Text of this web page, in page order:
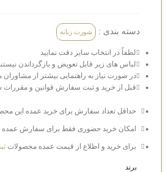
دسته بندی : شورت زنانه
لطفاً در انتخاب سایز دقت نمایید
لباس‌ های زیر قابل تعویض و بازگرداندن
در صورت نیاز به راهنمایی بیشتر از مشاوران
قبل از خرید و ثبت سفارش قوانین و مقررات
حداقل تعداد سفارش برای خرید عمده این محصول جین 12
امکان خرید حضوری فقط برای سفارش عمده
برای خرید و اطلاع از قیمت عمده محصولات
برند